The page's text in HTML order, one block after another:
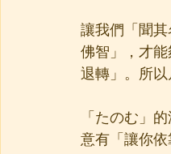
讓我們「聞
佛智」，才
退轉」。所
「たのむ」
意有「讓你依